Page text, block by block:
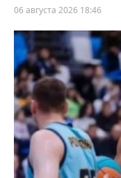
06 августа 2026 18:46